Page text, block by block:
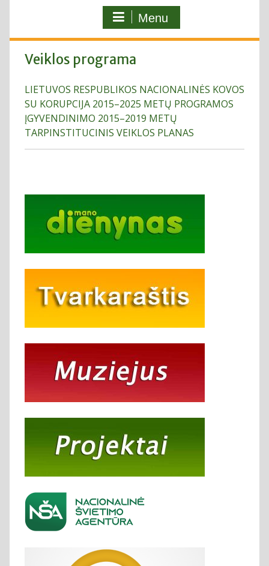
Menu
Veiklos programa
LIETUVOS RESPUBLIKOS NACIONALINĖS KOVOS
SU KORUPCIJA 2015–2025 METŲ PROGRAMOS
ĮGYVENDINIMO 2015–2019 METŲ
TARPINSTITUCINIS VEIKLOS PLANAS